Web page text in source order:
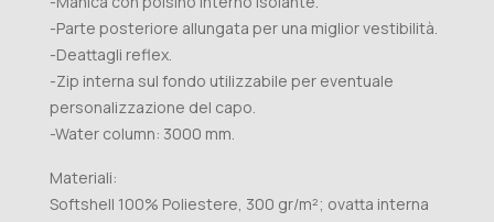
-Parte posteriore allungata per una miglior vestibilità.
-Deattagli reflex.
-Zip interna sul fondo utilizzabile per eventuale
personalizzazione del capo.
-Water column: 3000 mm.
Materiali:
Softshell 100% Poliestere, 300 gr/m²; ovatta interna